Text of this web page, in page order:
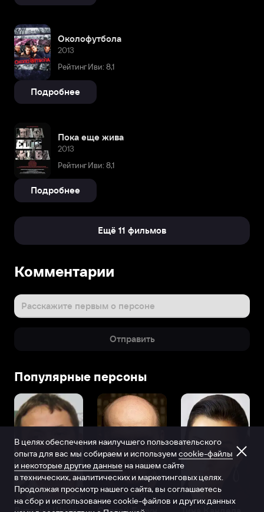
Околофутбола
2013
Рейтинг Иви: 8,1
Подробнее
Пока еще жива
2013
Рейтинг Иви: 8,1
Подробнее
Ещё 11 фильмов
Комментарии
Расскажите первым о персоне
Отправить
Популярные персоны
В целях обеспечения наилучшего пользовательского
опыта для вас мы собираем и используем cookie-файлы
и некоторые другие данные на нашем сайте
в технических, аналитических и маркетинговых целях.
Продолжая просмотр нашего сайта, вы соглашаетесь
на сбор и использование cookie-файлов и других данных